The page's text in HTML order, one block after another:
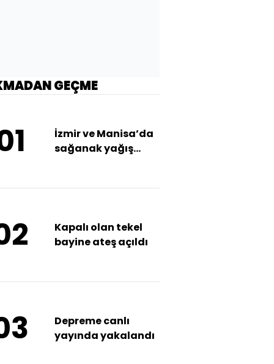
GEÇME
İzmir ve Manisa’da
sağanak yağış
Kapalı olan tekel
bayine ateş açıldı
Depreme canlı
yayında yakalandı